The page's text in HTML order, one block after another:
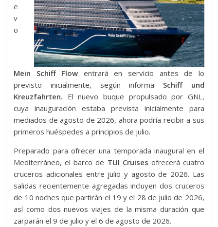
e
v
o
Mein Schiff Flow entrará en servicio antes de lo
previsto inicialmente, según informa Schiff und
Kreuzfahrten. El nuevo buque propulsado por GNL,
cuya inauguración estaba prevista inicialmente para
mediados de agosto de 2026, ahora podría recibir a sus
primeros huéspedes a principios de julio.
Preparado para ofrecer una temporada inaugural en el
Mediterráneo, el barco de TUI Cruises ofrecerá cuatro
cruceros adicionales entre julio y agosto de 2026. Las
salidas recientemente agregadas incluyen dos cruceros
de 10 noches que partirán el 19 y el 28 de julio de 2026,
así como dos nuevos viajes de la misma duración que
zarparán el 9 de julio y el 6 de agosto de 2026.